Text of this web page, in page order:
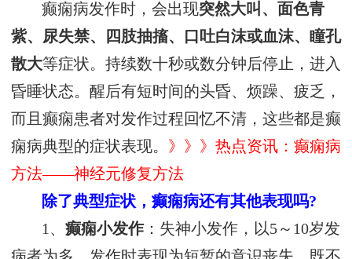
癫痫病发作时，会出现突然大叫、面色青
紫、尿失禁、四肢抽搐、口吐白沫或血沫、瞳孔
散大等症状。持续数十秒或数分钟后停止，进入
昏睡状态。醒后有短时间的头昏、烦躁、疲乏，
而且癫痫患者对发作过程回忆不清，这些都是癫
痫病典型的症状表现。 》》》热点资讯：癫痫病
方法——神经元修复方法
除了典型症状，癫痫病还有其他表现吗?
1、癫痫小发作：失神小发作，以5～10岁发